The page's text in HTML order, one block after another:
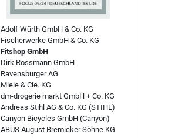
Adolf Würth GmbH & Co. KG
Fischerwerke GmbH & Co. KG
Fitshop GmbH
Dirk Rossmann GmbH
Ravensburger AG
Miele & Cie. KG
dm-drogerie markt GmbH + Co. KG
Andreas Stihl AG & Co. KG (STIHL)
Canyon Bicycles GmbH (Canyon)
ABUS August Bremicker Söhne KG